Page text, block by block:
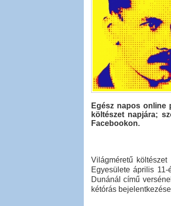
Egész napos online
költészet napjára;
Facebookon.
Világméretű
Egyesülete április
Dunánál című
kétórás